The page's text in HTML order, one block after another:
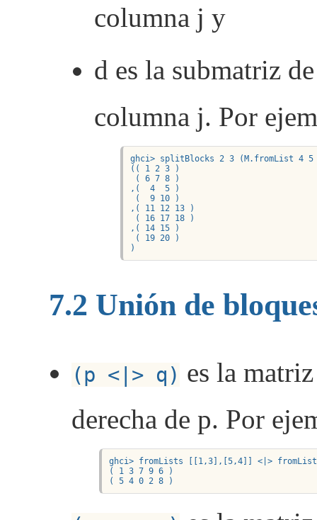
columna j y
d es la submatriz
columna j. Por
ghci> splitBlocks 2 3 (M.fromList 4
(( 1 2 3 )
( 6 7 8 )
,(  4  5 )
(  9 10 )
,( 11 12 13 )
( 16 17 18 )
,( 14 15 )
( 19 20 )
)
7.2 Unión de
(p <|> q) es la
derecha de p. Por
ghci> fromLists [[1,3],[5,4]] <|>
( 1 3 7 9 6 )
( 5 4 0 2 8 )